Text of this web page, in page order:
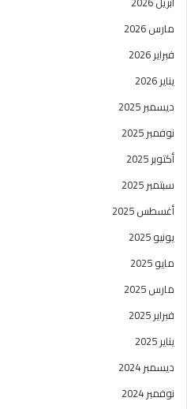
مارس 2026
فبراير 2026
يناير 2026
ديسمبر 2025
نوفمبر 2025
أكتوبر 2025
سبتمبر 2025
أغسطس 2025
يونيو 2025
مايو 2025
مارس 2025
فبراير 2025
يناير 2025
ديسمبر 2024
نوفمبر 2024